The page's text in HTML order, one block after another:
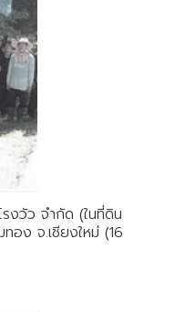
งวัว จำกัด (ในที่ดิน
ง จ.เชียงใหม่ (16